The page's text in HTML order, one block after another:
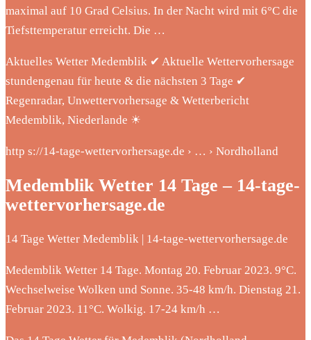
maximal auf 10 Grad Celsius. In der Nacht wird mit 6°C die
Tiefsttemperatur erreicht. Die …
Aktuelles Wetter Medemblik ✔ Aktuelle Wettervorhersage
stundengenau für heute & die nächsten 3 Tage ✔
Regenradar, Unwettervorhersage & Wetterbericht
Medemblik, Niederlande ☀
http s://14-tage-wettervorhersage.de › … › Nordholland
Medemblik Wetter 14 Tage – 14-tage-
wettervorhersage.de
14 Tage Wetter Medemblik | 14-tage-wettervorhersage.de
Medemblik Wetter 14 Tage. Montag 20. Februar 2023. 9°C.
Wechselweise Wolken und Sonne. 35-48 km/h. Dienstag 21.
Februar 2023. 11°C. Wolkig. 17-24 km/h …